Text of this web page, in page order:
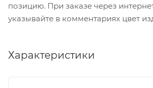
позицию. При заказе через
указывайте в комментариях цвет
Характеристики